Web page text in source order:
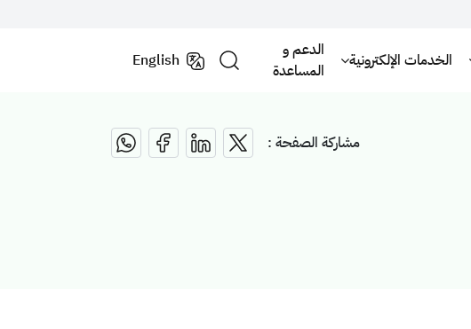
الخدمات الإلكترونية
الدعم و
المساعدة
English
مشاركة الصفحة :